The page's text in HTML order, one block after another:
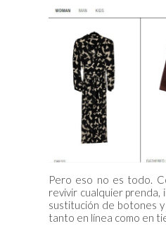
Pero eso no es todo.
revivir cualquier
sustitución de botones
tanto en línea como en